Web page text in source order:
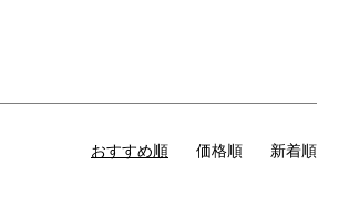
おすすめ順 価格順 新着順